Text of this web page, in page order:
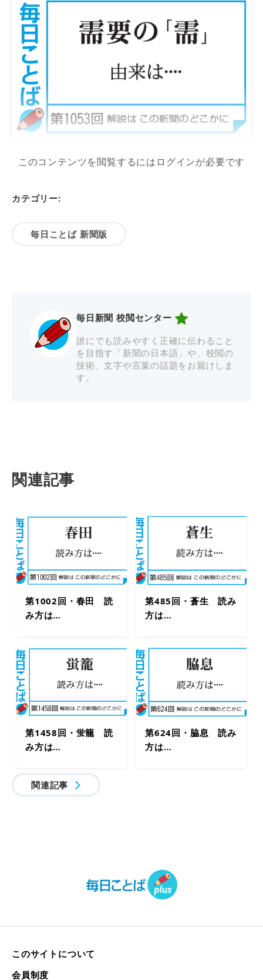
このコンテンツを閲覧するにはログインが必要です
カテゴリー:
毎日ことば 新聞版
毎日新聞 校閲センター
誰にでも読みやすく正確に伝わること
を目指す「新聞の日本語」や、校閲の
技術、文字や言葉の話題をお届けしま
す。
関連記事
第1002回・春田 読
み方は…
第485回・蒼生 読み
方は…
第1458回・蛍籠 読
み方は…
第624回・脇息 読み
方は…
関連記事
このサイトについて
会員制度